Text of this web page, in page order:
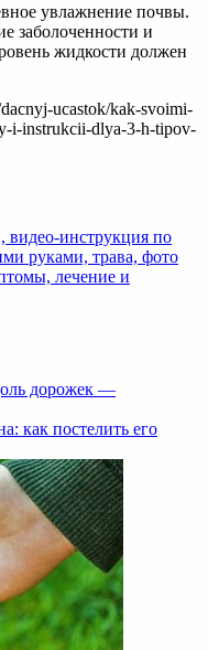
увлажнение почвы.
заболоченности и
жидкости должен
ucastok/kak-svoimi-
i-instrukcii-dlya-3-h-tipov-
видео-инструкция по
руками, трава, фото
лечение и
дорожек —
как постелить его